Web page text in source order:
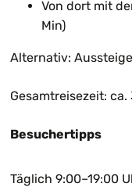
Von dort mit
Min)
Alternativ:
Gesamtreisezeit: ca.
Besuchertipps
Täglich 9:00–19:00